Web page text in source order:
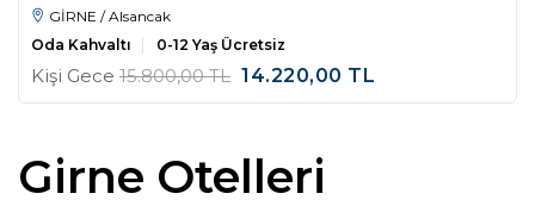
GİRNE / Alsancak
Oda Kahvaltı
0-12 Yaş Ücretsiz
Kişi Gece 15.800,00TL 14.220,00 TL
Girne Otelleri